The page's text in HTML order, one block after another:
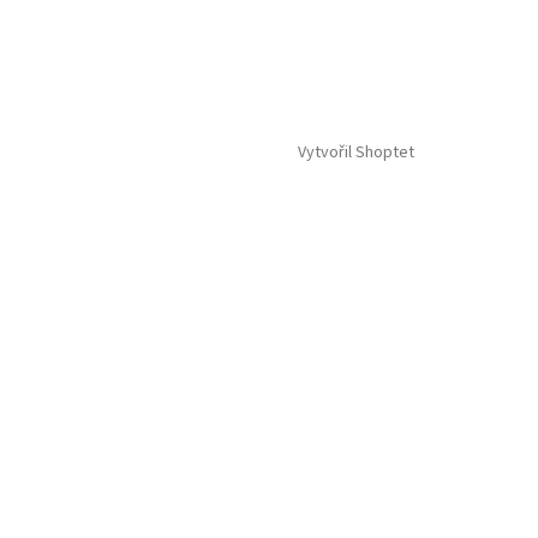
Vytvořil Shoptet